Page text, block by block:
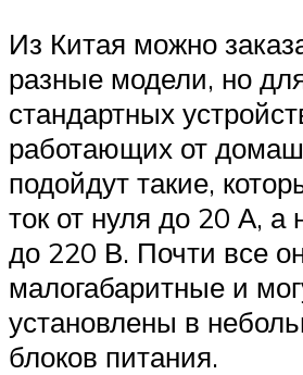
Из Китая можно
разные модели, но
стандартных
работающих от
подойдут такие,
ток от нуля до 20 А, а
до 220 В. Почти все
малогабаритные и
установлены в
блоков питания.